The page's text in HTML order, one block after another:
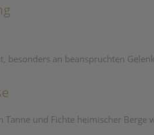
besonders an beanspruchten
Tanne und Fichte heimischer